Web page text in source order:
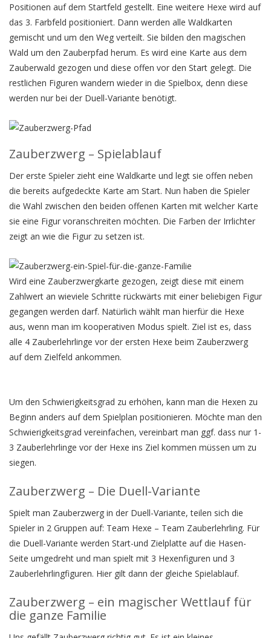
Positionen auf dem Startfeld gestellt. Eine weitere Hexe wird auf
das 3. Farbfeld positioniert. Dann werden alle Waldkarten
gemischt und um den Weg verteilt. Sie bilden den magischen
Wald um den Zauberpfad herum. Es wird eine Karte aus dem
Zauberwald gezogen und diese offen vor den Start gelegt. Die
restlichen Figuren wandern wieder in die Spielbox, denn diese
werden nur bei der Duell-Variante benötigt.
Zauberzwerg – Spielablauf
Der erste Spieler zieht eine Waldkarte und legt sie offen neben
die bereits aufgedeckte Karte am Start. Nun haben die Spieler
die Wahl zwischen den beiden offenen Karten mit welcher Karte
sie eine Figur voranschreiten möchten. Die Farben der Irrlichter
zeigt an wie die Figur zu setzen ist.
Wird eine Zauberzwergkarte gezogen, zeigt diese mit einem
Zahlwert an wieviele Schritte rückwärts mit einer beliebigen Figur
gegangen werden darf. Natürlich wählt man hierfür die Hexe
aus, wenn man im kooperativen Modus spielt. Ziel ist es, dass
alle 4 Zauberlehrlinge vor der ersten Hexe beim Zauberzwerg
auf dem Zielfeld ankommen.
Um den Schwierigkeitsgrad zu erhöhen, kann man die Hexen zu
Beginn anders auf dem Spielplan positionieren. Möchte man den
Schwierigkeitsgrad vereinfachen, vereinbart man ggf. dass nur 1-
3 Zauberlehrlinge vor der Hexe ins Ziel kommen müssen um zu
siegen.
Zauberzwerg – Die Duell-Variante
Spielt man Zauberzwerg in der Duell-Variante, teilen sich die
Spieler in 2 Gruppen auf: Team Hexe – Team Zauberlehrling. Für
die Duell-Variante werden Start-und Zielplatte auf die Hasen-
Seite umgedreht und man spielt mit 3 Hexenfiguren und 3
Zauberlehrlingfiguren. Hier gilt dann der gleiche Spielablauf.
Zauberzwerg – ein magischer Wettlauf für
die ganze Familie